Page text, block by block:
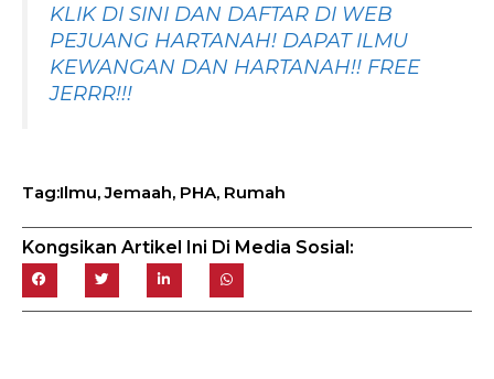
KLIK DI SINI DAN DAFTAR DI WEB
PEJUANG HARTANAH! DAPAT ILMU
KEWANGAN DAN HARTANAH!! FREE
JERRR!!!
Tag:Ilmu,Jemaah, PHA, Rumah
Kongsikan Artikel Ini Di Media Sosial: